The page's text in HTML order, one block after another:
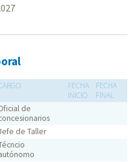
FECHA
INICIO
FECHA
FINAL
de
de Taller